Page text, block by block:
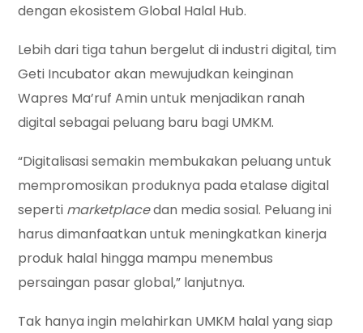
dengan ekosistem Global Halal Hub.
Lebih dari tiga tahun bergelut di industri digital, tim
Geti Incubator akan mewujudkan keinginan
Wapres Ma’ruf Amin untuk menjadikan ranah
digital sebagai peluang baru bagi UMKM.
“Digitalisasi semakin membukakan peluang untuk
mempromosikan produknya pada etalase digital
seperti marketplacedan media sosial. Peluang ini
harus dimanfaatkan untuk meningkatkan kinerja
produk halal hingga mampu menembus
persaingan pasar global,” lanjutnya.
Tak hanya ingin melahirkan UMKM halal yang siap